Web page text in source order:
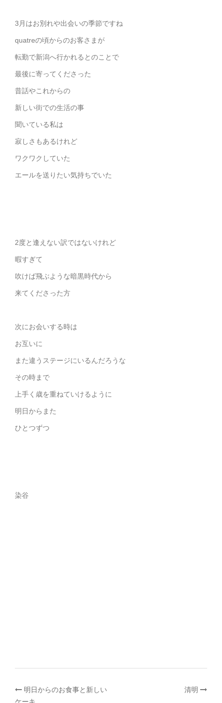
3月はお別れや出会いの季節ですね
quatreの頃からのお客さまが
転勤で新潟へ行かれるとのことで
最後に寄ってくださった
昔話やこれからの
新しい街での生活の事
聞いている私は
寂しさもあるけれど
ワクワクしていた
エールを送りたい気持ちでいた
2度と逢えない訳ではないけれど
暇すぎて
吹けば飛ぶような暗黒時代から
来てくださった方
次にお会いする時は
お互いに
また違うステージにいるんだろうな
その時まで
上手く歳を重ねていけるように
明日からまた
ひとつずつ
染谷
投明日からのお食事と新しい
清明